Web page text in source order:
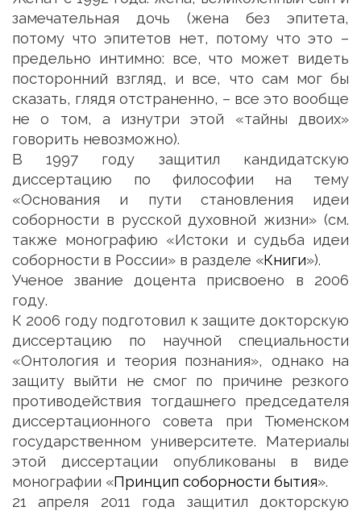
замечательная дочь (жена без эпитета,
потому что эпитетов нет, потому что это –
предельно интимно: все, что может видеть
посторонний взгляд, и все, что сам мог бы
сказать, глядя отстраненно, – все это вообще
не о том, а изнутри этой «тайны двоих»
говорить невозможно).
В 1997 году защитил кандидатскую
диссертацию по философии на тему
«Основания и пути становления идеи
соборности в русской духовной жизни» (см.
также монографию «Истоки и судьба идеи
соборности в России» в разделе «Книги»).
Ученое звание доцента присвоено в 2006
году.
К 2006 году подготовил к защите докторскую
диссертацию по научной специальности
«Онтология и теория познания», однако на
защиту выйти не смог по причине резкого
противодействия тогдашнего председателя
диссертационного совета при Тюменском
государственном университете. Материалы
этой диссертации опубликованы в виде
монографии «Принцип соборности бытия».
21 апреля 2011 года защитил докторскую